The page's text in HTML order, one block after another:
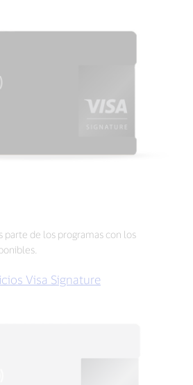
parte de los programas con los
Visa Signature